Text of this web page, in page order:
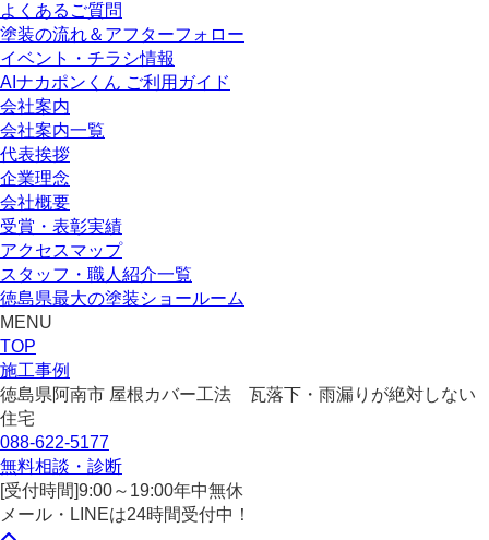
よくあるご質問
塗装の流れ＆アフターフォロー
イベント・チラシ情報
AIナカポンくん ご利用ガイド
会社案内
会社案内一覧
代表挨拶
企業理念
会社概要
受賞・表彰実績
アクセスマップ
スタッフ・職人紹介一覧
徳島県最大の塗装ショールーム
MENU
TOP
施工事例
徳島県阿南市 屋根カバー工法 瓦落下・雨漏りが絶対しない
住宅
088-622-5177
無料相談・診断
[受付時間]9:00～19:00年中無休
メール・LINEは24時間受付中！